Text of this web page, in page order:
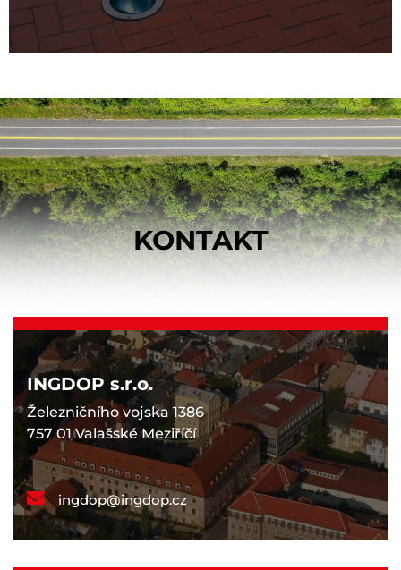
KONTAKT
INGDOP s.r.o.
Železničního vojska 1386
757 01 Valašské Meziříčí
ingdop@ingdop.cz